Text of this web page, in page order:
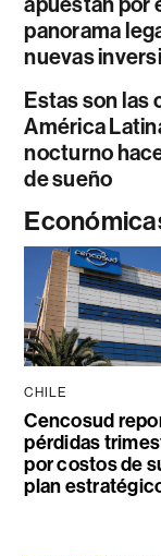
panorama
nuevas
Estas son las
América
nocturno
de sueño
CHILE
Cencosud
pérdidas
por costos de
plan